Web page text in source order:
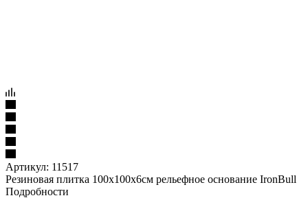
Артикул: 11517
Резиновая плитка 100х100х6см рельефное основание IronBull
Подробности